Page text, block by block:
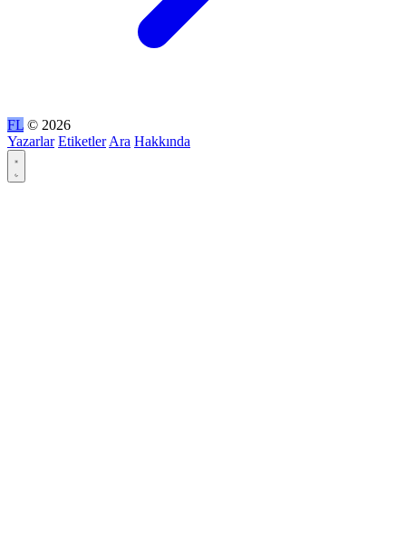
FL © 2026
Yazarlar Etiketler Ara Hakkında